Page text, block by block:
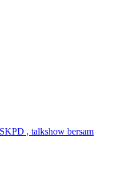
, talkshow bersam